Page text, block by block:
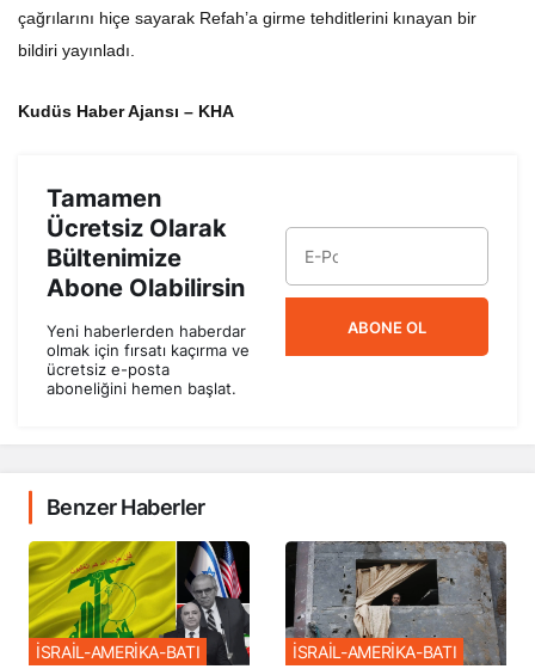
çağrılarını hiçe sayarak Refah’a girme tehditlerini kınayan bir
bildiri yayınladı.
Kudüs Haber Ajansı – KHA
Tamamen
Ücretsiz Olarak
Bültenimize
Abone Olabilirsin
Yeni haberlerden haberdar
olmak için fırsatı kaçırma ve
ücretsiz e-posta
aboneliğini hemen başlat.
ABONE OL
Benzer Haberler
İSRAİL-AMERİKA-BATI İSRAİL-AMERİKA-BATI